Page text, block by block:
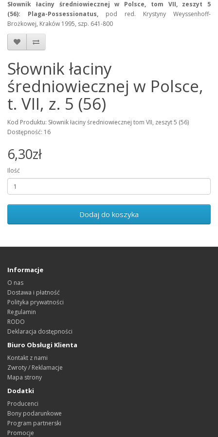
Słownik łaciny średniowiecznej w Polsce, tom VII, zeszyt 5
(56): Plaga-Possessionatus, pod red. Krystyny Weyssenhoff-
Brożkowej, Kraków 1995, szp. 641-800
Słownik łaciny
średniowiecznej w Polsce,
t. VII, z. 5 (56)
Kod Produktu: Słownik łaciny średniowiecznej tom VII, zeszyt 5 (56)
Dostępność: 16
6,30zł
Ilość
Dodaj do koszyka
Informacje
O nas
Dostawa i płatność
Polityka prywatności
Regulamin
RODO
Deklaracja dostępności
Biuro Obsługi Klienta
Kontakt z nami
Zwroty / Reklamacje
Mapa strony
Dodatki
Producenci
Bony podarunkowe
Program partnerski
Promocje